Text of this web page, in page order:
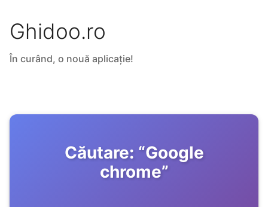
Ghidoo.ro
În curând, o nouă aplicație!
Căutare: “Google
chrome”